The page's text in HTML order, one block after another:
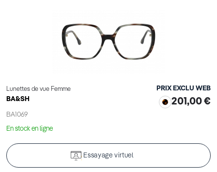
Lunettes de vue Femme
BA&SH
BA1069
PRIX EXCLU WEB
201,00 €
En stock en ligne
Essayage virtuel